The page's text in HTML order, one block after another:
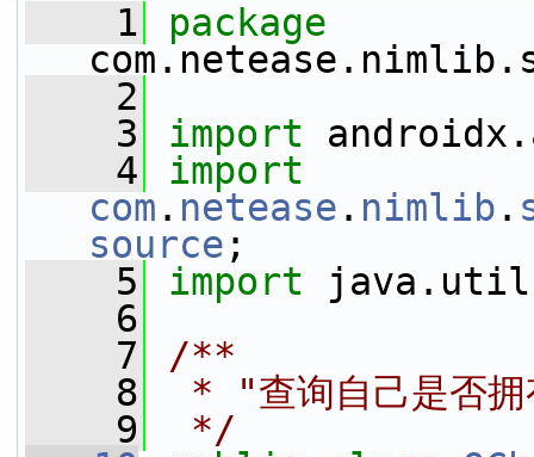
    1
    2
    3
import
    4
import
com . netease . nimlib .
source ;
    5
import
    6
    7
/**
    8
* "查询自己是否拥
    9
*/